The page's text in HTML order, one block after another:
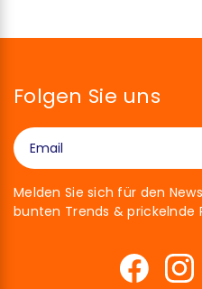
Folgen Sie uns
Melden Sie sich für den
bunten Trends & prickelnde